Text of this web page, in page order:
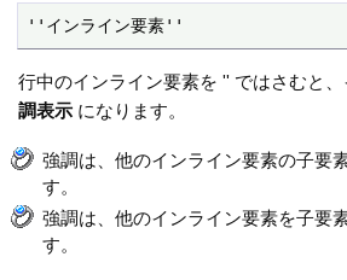
''インライン要素''
行中のインライン要素を '' ではさむと
調表示 になります。
強調は、他のインライン要素の子要
す。
強調は、他のインライン要素を子要
す。